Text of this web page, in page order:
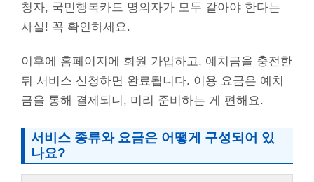
청자, 국민행복카드 명의자가 모두 같아야 한다는
사실! 꼭 확인하세요.
이후에 홈페이지에 회원 가입하고, 예치금을 충전한
뒤 서비스 신청하면 완료됩니다. 이용 요금은 예치
금을 통해 결제되니, 미리 준비하는 게 편해요.
서비스 종류와 요금은 어떻게 구성되어 있
나요?